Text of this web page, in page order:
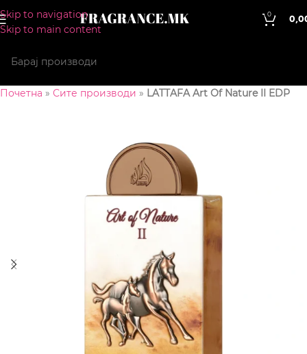
Skip to navigation
Skip to main content
0
Почетна » Сите производи » LATTAFA Art Of Nature II EDP